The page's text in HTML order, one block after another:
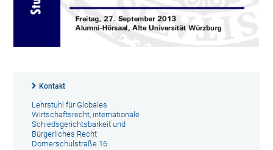
Kontakt
Lehrstuhl für Globales
Wirtschaftsrecht, internationale
Schiedsgerichtsbarkeit und
Bürgerliches Recht
Domerschulstraße 16